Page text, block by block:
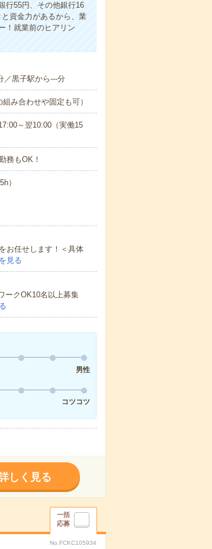
行55円、その他銀行16
資金力があるから、業
！就業前のヒアリン
／黒子駅から---分
み合わせや固定も可）
～翌10:00（実働15
もOK！
）
お任せします！＜具体
見る
ークOK10名以上募集
男性
コツコツ
しく見る
一括
応募
No.FCKC105934